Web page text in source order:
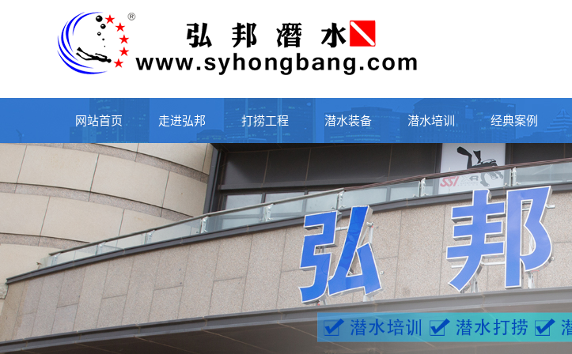
网站首页 走进弘邦 打捞工程 潜水装备 潜水培训 经典案例